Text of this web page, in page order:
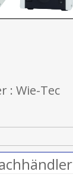
: Wie-Tec